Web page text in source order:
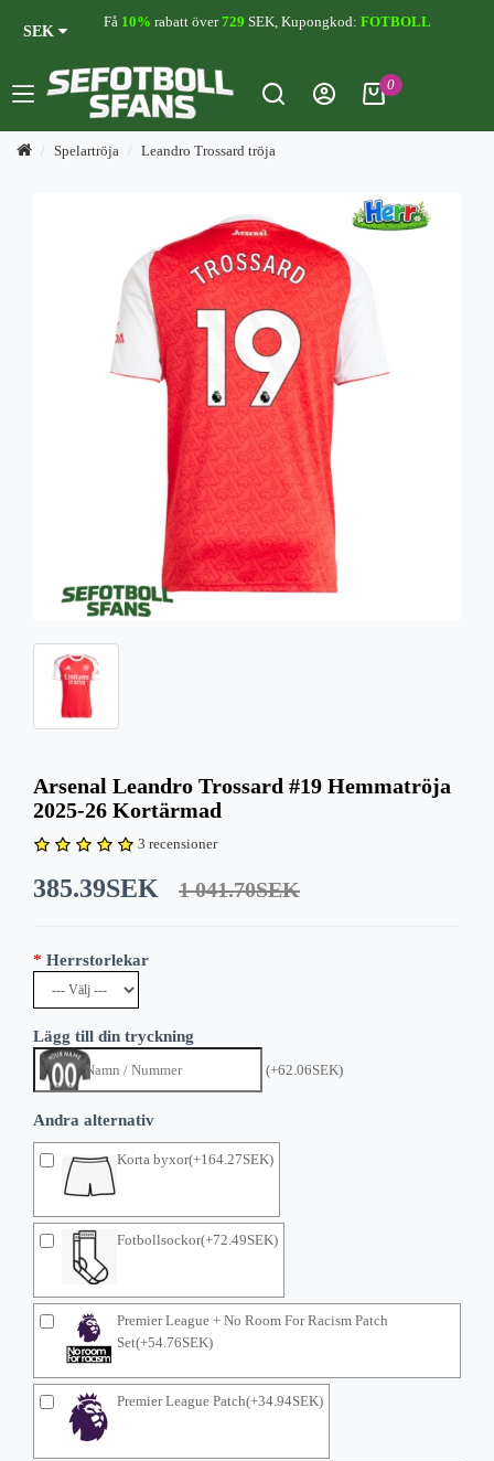
SEK
Få 10% rabatt över729 SEK, Kupongkod: FOTBOLL
0
Spelartröja Leandro Trossard tröja
Arsenal Leandro Trossard #19 Hemmatröja
2025-26 Kortärmad
3 recensioner
385.39SEK 1 041.70SEK
Herrstorlekar
Lägg till din tryckning
(+62.06SEK)
Andra alternativ
Korta byxor(+164.27SEK)
Fotbollsockor(+72.49SEK)
Premier League + No Room For Racism Patch
Set(+54.76SEK)
Premier League Patch(+34.94SEK)